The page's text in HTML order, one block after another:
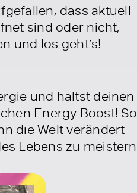
dass aktuell
sind oder nicht,
und los geht’s!
und hältst deinen
Energy Boost! So
die Welt verändert
Lebens zu meistern.